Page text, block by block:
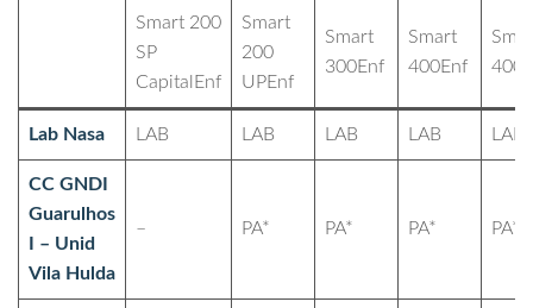
Smart 200
SP
CapitalEnf
Smart
200
UPEnf
Smart
300Enf
Smart
400Enf
Lab Nasa LAB LAB LAB LAB LAB
CC GNDI
Guarulhos
I – Unid
Vila Hulda
– PA* PA* PA* PA*